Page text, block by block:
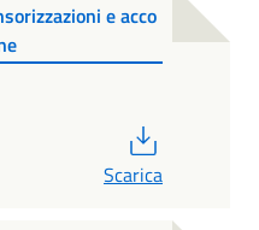
e acco
Scarica